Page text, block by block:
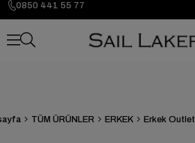
0850 441 55 77
TÜM ÜRÜNLER ERKEK Erkek Outlet